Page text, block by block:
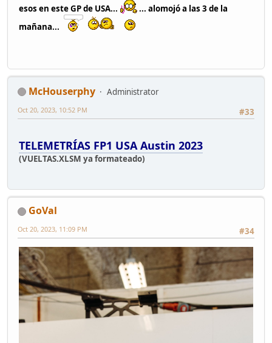
esos en este GP de USA...
... alomojó a las 3 de la
mañana...
McHouserphy
Administrator
#33
Oct 20, 2023, 10:52 PM
TELEMETRÍAS FP1 USA Austin 2023
(VUELTAS.XLSM ya formateado)
GoVal
#34
Oct 20, 2023, 11:09 PM